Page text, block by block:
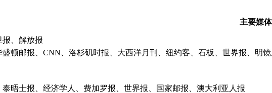
主要媒体
报、解放报
盛顿邮报、CNN、洛杉矶时报、大西洋月刊、纽约客、石板、世界报、明
泰晤士报、经济学人、费加罗报、世界报、国家邮报、澳大利亚人报